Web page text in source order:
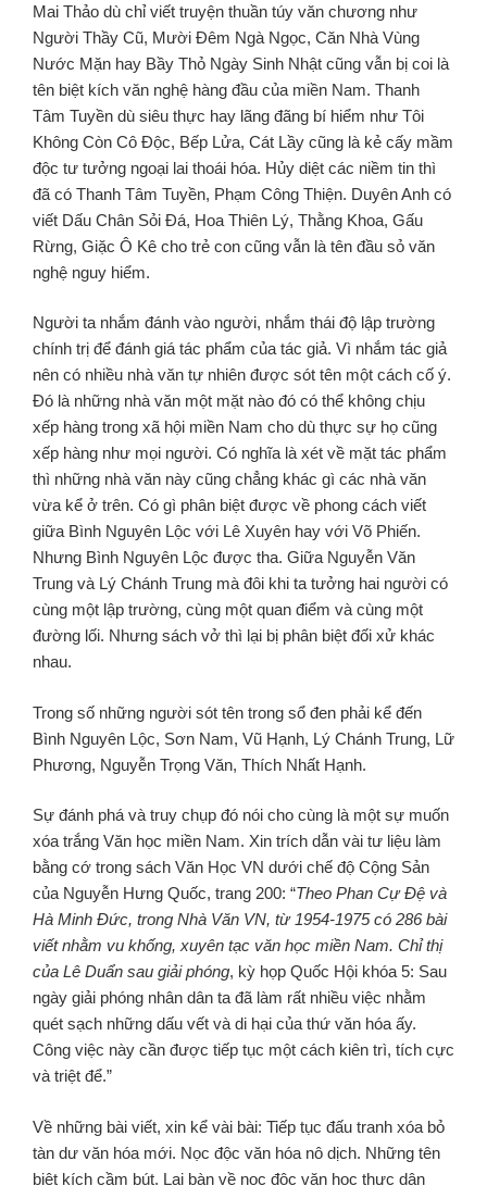
Mai Thảo dù chỉ viết truyện thuần túy văn chương như
Người Thầy Cũ, Mười Ðêm Ngà Ngọc, Căn Nhà Vùng
Nước Mặn hay Bầy Thỏ Ngày Sinh Nhật cũng vẫn bị coi là
tên biệt kích văn nghệ hàng đầu của miền Nam. Thanh
Tâm Tuyền dù siêu thực hay lãng đãng bí hiểm như Tôi
Không Còn Cô Ðộc, Bếp Lửa, Cát Lầy cũng là kẻ cấy mầm
độc tư tưởng ngoại lai thoái hóa. Hủy diệt các niềm tin thì
đã có Thanh Tâm Tuyền, Phạm Công Thiện. Duyên Anh có
viết Dấu Chân Sỏi Ðá, Hoa Thiên Lý, Thằng Khoa, Gấu
Rừng, Giặc Ô Kê cho trẻ con cũng vẫn là tên đầu sỏ văn
nghệ nguy hiểm.
Người ta nhắm đánh vào người, nhắm thái độ lập trường
chính trị để đánh giá tác phẩm của tác giả. Vì nhắm tác giả
nên có nhiều nhà văn tự nhiên được sót tên một cách cố ý.
Đó là những nhà văn một mặt nào đó có thể không chịu
xếp hàng trong xã hội miền Nam cho dù thực sự họ cũng
xếp hàng như mọi người. Có nghĩa là xét về mặt tác phẩm
thì những nhà văn này cũng chẳng khác gì các nhà văn
vừa kể ở trên. Có gì phân biệt được về phong cách viết
giữa Bình Nguyên Lộc với Lê Xuyên hay với Võ Phiến.
Nhưng Bình Nguyên Lộc được tha. Giữa Nguyễn Văn
Trung và Lý Chánh Trung mà đôi khi ta tưởng hai người có
cùng một lập trường, cùng một quan điểm và cùng một
đường lối. Nhưng sách vở thì lại bị phân biệt đối xử khác
nhau.
Trong số những người sót tên trong sổ đen phải kể đến
Bình Nguyên Lộc, Sơn Nam, Vũ Hạnh, Lý Chánh Trung, Lữ
Phương, Nguyễn Trọng Văn, Thích Nhất Hạnh.
Sự đánh phá và truy chụp đó nói cho cùng là một sự muốn
xóa trắng Văn học miền Nam. Xin trích dẫn vài tư liệu làm
bằng cớ trong sách Văn Học VN dưới chế độ Cộng Sản
của Nguyễn Hưng Quốc, trang 200: “Theo Phan Cự Đệ và
Hà Minh Đức, trong Nhà Văn VN, từ 1954-1975 có 286 bài
viết nhằm vu khống, xuyên tạc văn học miền Nam. Chỉ thị
của Lê Duẩn sau giải phóng, kỳ họp Quốc Hội khóa 5: Sau
ngày giải phóng nhân dân ta đã làm rất nhiều việc nhằm
quét sạch những dấu vết và di hại của thứ văn hóa ấy.
Công việc này cần được tiếp tục một cách kiên trì, tích cực
và triệt để.”
Về những bài viết, xin kể vài bài: Tiếp tục đấu tranh xóa bỏ
tàn dư văn hóa mới. Nọc độc văn hóa nô dịch. Những tên
biệt kích cầm bút. Lại bàn về nọc độc văn học thực dân